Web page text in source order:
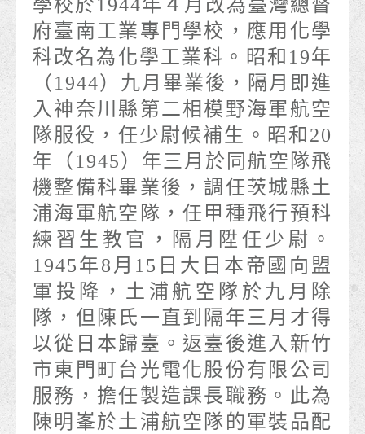
學校於1944年４月改為臺灣總督
府臺南工業專門學校，應用化學
科改名為化學工業科。昭和19年
（1944）九月畢業後，隔月即進
入神奈川縣第二相模野海軍航空
隊服役，任少尉候補生。昭和20
年（1945）年三月於同航空隊飛
機整備科畢業後，調任茨城縣土
浦海軍航空隊，任甲種飛行預科
練習生教官，隔月陞任少尉。
1945年8月15日大日本帝國向盟
軍投降，土浦航空隊於九月除
隊，但陳氏一直到隔年三月才得
以從日本歸臺。返臺後進入新竹
市東門町台光電化股份有限公司
服務，擔任製造課長職務。此為
陳明峯於土浦航空隊的軍裝品配